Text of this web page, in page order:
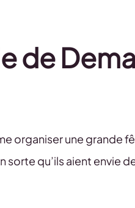
de
organiser une grande
qu’ils aient envie